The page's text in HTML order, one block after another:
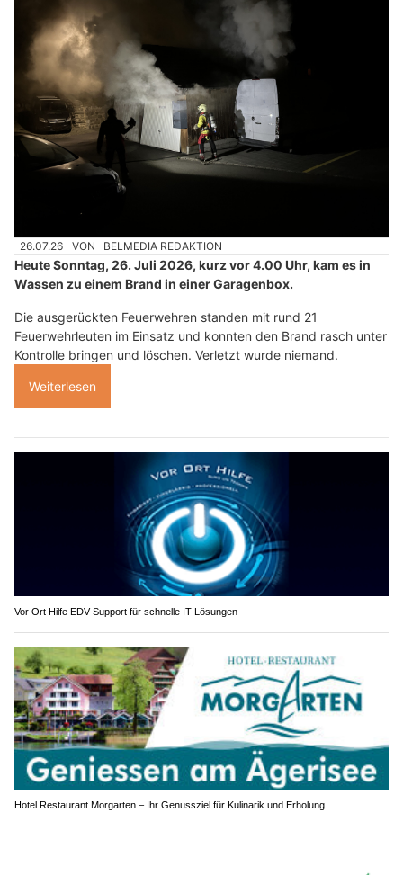
26.07.26 VON BELMEDIA REDAKTION
Heute Sonntag, 26. Juli 2026, kurz vor 4.00 Uhr, kam es in
Wassen zu einem Brand in einer Garagenbox.
Die ausgerückten Feuerwehren standen mit rund 21
Feuerwehrleuten im Einsatz und konnten den Brand rasch unter
Kontrolle bringen und löschen. Verletzt wurde niemand.
Weiterlesen
Vor Ort Hilfe EDV-Support für schnelle IT-Lösungen
Hotel Restaurant Morgarten – Ihr Genussziel für Kulinarik und Erholung